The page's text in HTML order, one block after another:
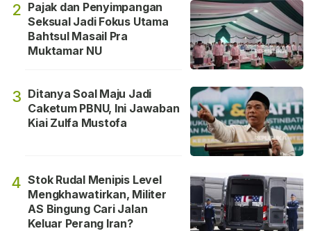
2 Pajak dan Penyimpangan
Seksual Jadi Fokus Utama
Bahtsul Masail Pra
Muktamar NU
3 Ditanya Soal Maju Jadi
Caketum PBNU, Ini Jawaban
Kiai Zulfa Mustofa
4 Stok Rudal Menipis Level
Mengkhawatirkan, Militer
AS Bingung Cari Jalan
Keluar Perang Iran?